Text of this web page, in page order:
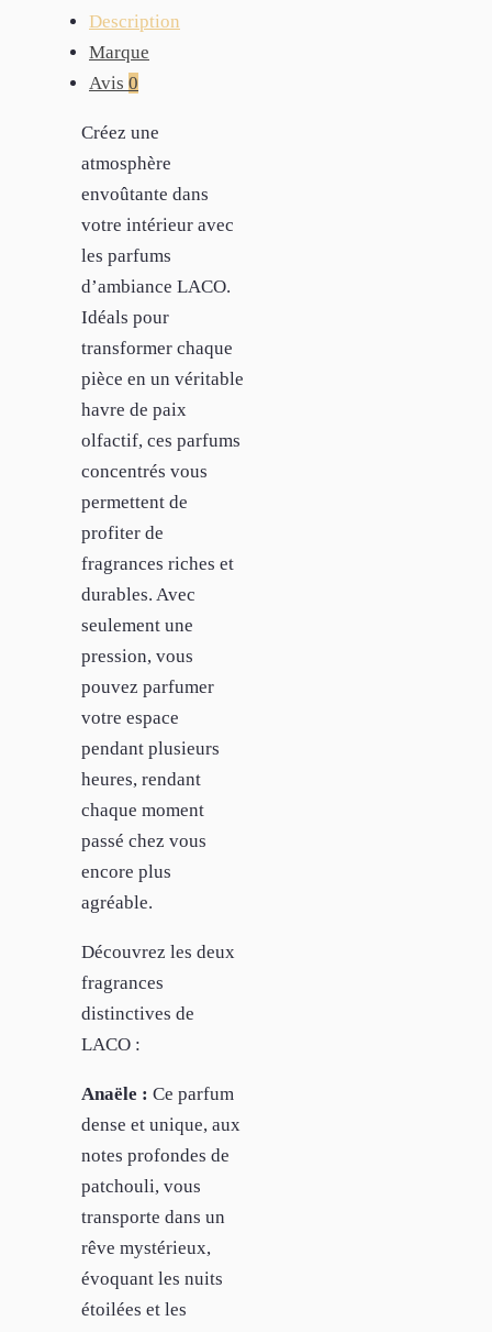
Description
Marque
Avis 0
Créez une
atmosphère
envoûtante dans
votre intérieur avec
les parfums
d’ambiance LACO.
Idéals pour
transformer chaque
pièce en un véritable
havre de paix
olfactif, ces parfums
concentrés vous
permettent de
profiter de
fragrances riches et
durables. Avec
seulement une
pression, vous
pouvez parfumer
votre espace
pendant plusieurs
heures, rendant
chaque moment
passé chez vous
encore plus
agréable.
Découvrez les deux
fragrances
distinctives de
LACO :
Anaële : Ce parfum
dense et unique, aux
notes profondes de
patchouli, vous
transporte dans un
rêve mystérieux,
évoquant les nuits
étoilées et les